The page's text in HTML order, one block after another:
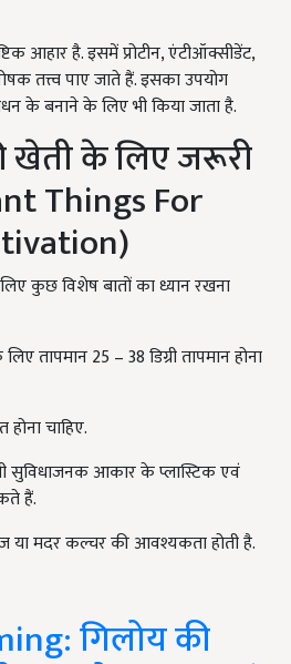
आहार है. इसमें प्रोटीन, एंटीऑक्सीडेंट,
तत्त्व पाए जाते हैं. इसका उपयोग
के बनाने के लिए भी किया जाता है.
खेती के लिए जरूरी
Things For
कुछ विशेष बातों का ध्यान रखना
तापमान 25 – 38 डिग्री तापमान होना
चाहिए.
सुविधाजनक आकार के प्लास्टिक एवं
हैं.
या मदर कल्चर की आवश्यकता होती है.
गिलोय की